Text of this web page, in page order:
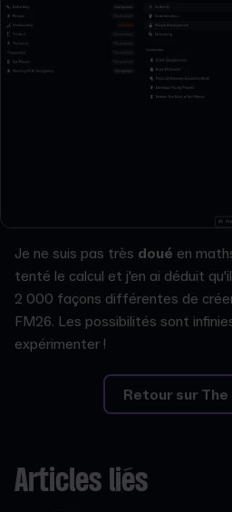
Je ne suis pas très doué en
tenté le calcul et j'en ai déduit
2 000 façons différentes de
FM26. Les possibilités sont
expérimenter !
Retour sur The
Articles liés